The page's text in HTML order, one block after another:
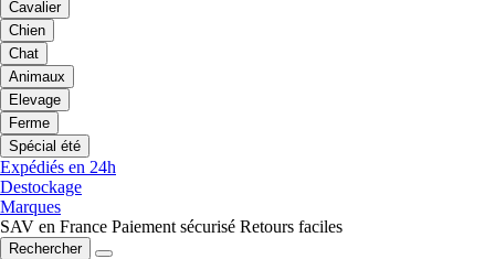
Cavalier
Chien
Chat
Animaux
Elevage
Ferme
Spécial été
Expédiés en 24h
Destockage
Marques
SAV en France Paiement sécurisé Retours faciles
Rechercher